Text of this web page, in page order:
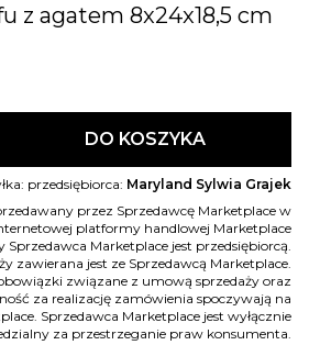
z agatem 8x24x18,5 cm
DO KOSZYKA
przedsiębiorca: Maryland Sylwia Grajek
przez Sprzedawcę Marketplace w
platformy handlowej Marketplace
Sprzedawca Marketplace jest przedsiębiorcą.
zawierana jest ze Sprzedawcą Marketplace.
związane z umową sprzedaży oraz
za realizację zamówienia spoczywają na
Sprzedawca Marketplace jest wyłącznie
za przestrzeganie praw konsumenta.